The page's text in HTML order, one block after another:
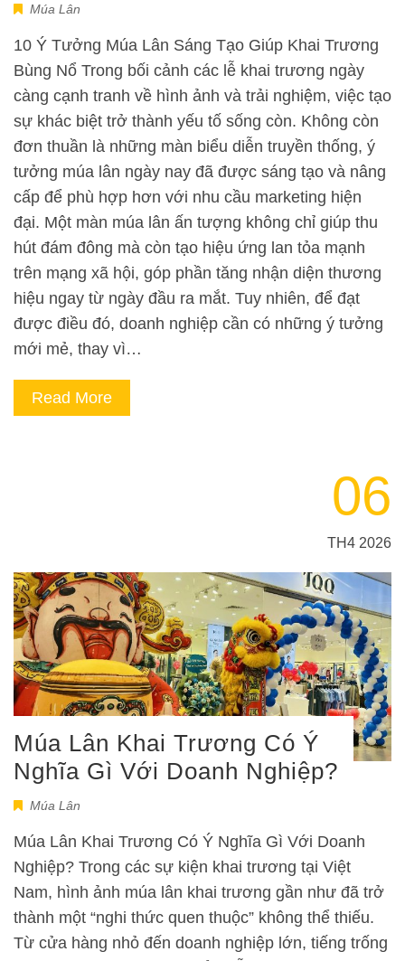
Múa Lân
10 Ý Tưởng Múa Lân Sáng Tạo Giúp Khai Trương
Bùng Nổ Trong bối cảnh các lễ khai trương ngày
càng cạnh tranh về hình ảnh và trải nghiệm, việc tạo
sự khác biệt trở thành yếu tố sống còn. Không còn
đơn thuần là những màn biểu diễn truyền thống, ý
tưởng múa lân ngày nay đã được sáng tạo và nâng
cấp để phù hợp hơn với nhu cầu marketing hiện
đại. Một màn múa lân ấn tượng không chỉ giúp thu
hút đám đông mà còn tạo hiệu ứng lan tỏa mạnh
trên mạng xã hội, góp phần tăng nhận diện thương
hiệu ngay từ ngày đầu ra mắt. Tuy nhiên, để đạt
được điều đó, doanh nghiệp cần có những ý tưởng
mới mẻ, thay vì…
Read More
06
TH4 2026
Múa Lân Khai Trương Có Ý
Nghĩa Gì Với Doanh Nghiệp?
Múa Lân
Múa Lân Khai Trương Có Ý Nghĩa Gì Với Doanh
Nghiệp? Trong các sự kiện khai trương tại Việt
Nam, hình ảnh múa lân khai trương gần như đã trở
thành một “nghi thức quen thuộc” không thể thiếu.
Từ cửa hàng nhỏ đến doanh nghiệp lớn, tiếng trống